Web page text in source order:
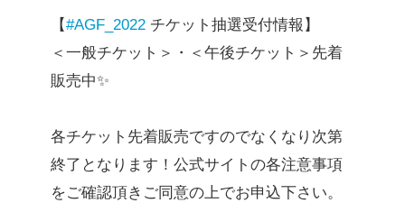
【#AGF_2022 チケット抽選受付情報】
＜一般チケット＞・＜午後チケット＞先着
販売中✨
各チケット先着販売ですのでなくなり次第
終了となります！公式サイトの各注意事項
をご確認頂きご同意の上でお申込下さい。